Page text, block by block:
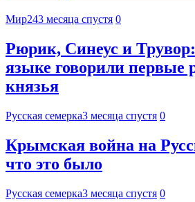
Мир243 месяца спустя 0
Рюрик, Синеус и
языке говорили первые
князья
Русская семерка3 месяца спустя 0
Крымская война на
что это было
Русская семерка3 месяца спустя 0